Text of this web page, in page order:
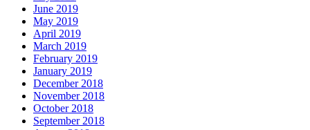
June 2019
May 2019
April 2019
March 2019
February 2019
January 2019
December 2018
November 2018
October 2018
September 2018